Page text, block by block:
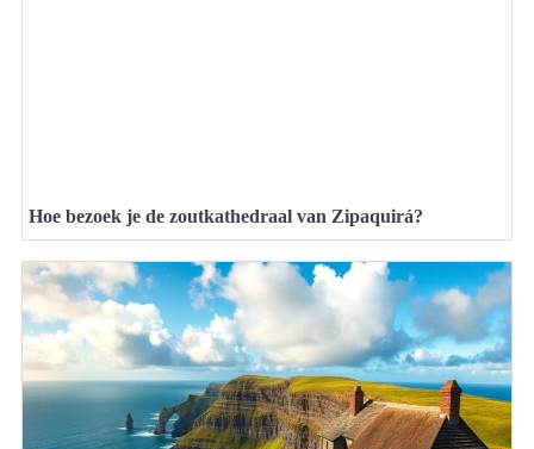
Hoe bezoek je de zoutkathedraal van Zipaquirá?